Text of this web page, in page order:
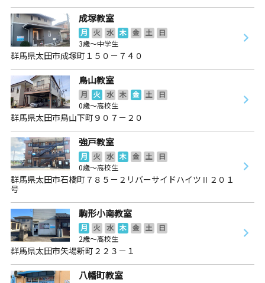
成塚教室
月 火 水 木 金 土
日
3歳～中学生
群馬県太田市成塚町１５０－７４０
鳥山教室
月 火 水 木 金 土
日
0歳～高校生
群馬県太田市鳥山下町９０７－２０
強戸教室
月 火 水 木 金 土
日
0歳～高校生
群馬県太田市石橋町７８５－２リバーサイドハイツⅡ２０１
号
駒形小南教室
月 火 水 木 金 土
日
2歳～高校生
群馬県太田市矢場新町２２３－１
八幡町教室